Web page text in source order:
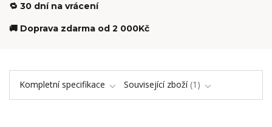
🔁 30 dní na vrácení
🚚 Doprava zdarma od 2 000Kč
Kompletní specifikace Související zboží 1